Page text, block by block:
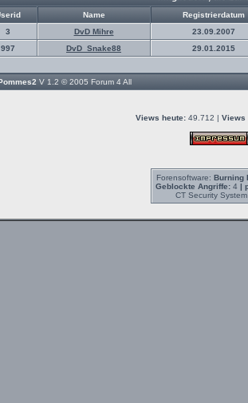
Name
Registrierdatum
3 DvD Mihre
23.09.2007
997 DvD_Snake88 29.01.2015
V 1.2 © 2005 Forum 4 All
Views heute: 49.712 | Views
Forensoftware: Burning
Geblockte Angriffe:4 |
CT Security